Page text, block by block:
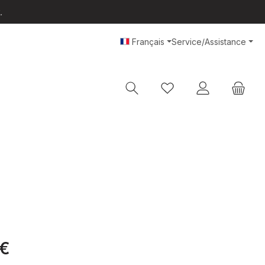
Français Service/Assistance
Vous avez 0 articles
: